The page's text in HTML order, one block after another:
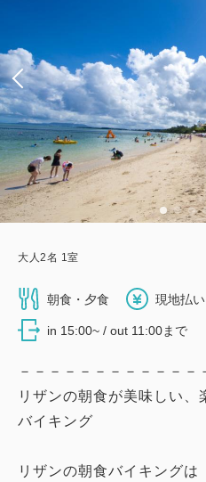
大人2名 1室
朝食・夕食 現地払
in 15:00~ / out 11:00まで
－－－－－－－－－－－－
リザンの朝食が美味しい
バイキング
リザンの朝食バイキングは